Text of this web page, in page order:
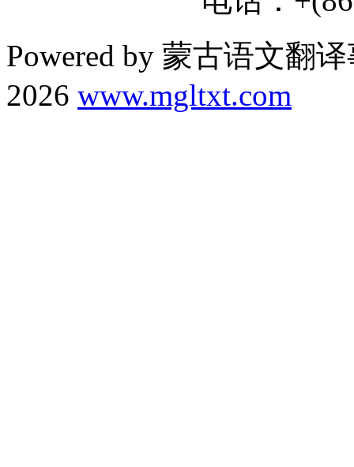
Powered by 蒙古语文翻
2026 www.mgltxt.com